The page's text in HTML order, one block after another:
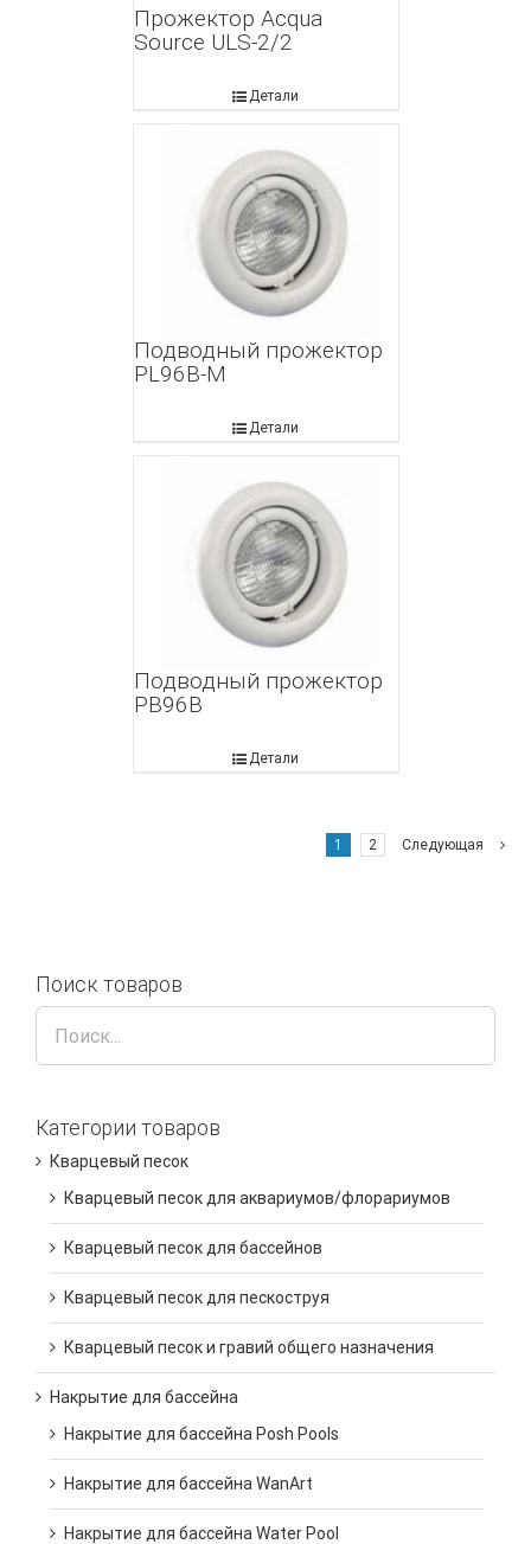
Прожектор Acqua
Source ULS-2/2
Детали
Подводный прожектор
PL96B-M
Детали
Подводный прожектор
PB96B
Детали
1 2 Следующая
Поиск товаров
Категории товаров
Кварцевый песок
Кварцевый песок для аквариумов/флорариумов
Кварцевый песок для бассейнов
Кварцевый песок для пескоструя
Кварцевый песок и гравий общего назначения
Накрытие для бассейна
Накрытие для бассейна Posh Pools
Накрытие для бассейна WanArt
Накрытие для бассейна Water Pool